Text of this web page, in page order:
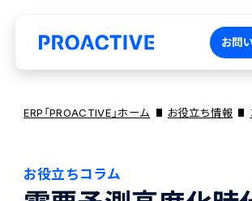
PROACTIVEとは
お問
ERP「PROACTIVE」ホーム お役立ち情報
お役立ちコラム